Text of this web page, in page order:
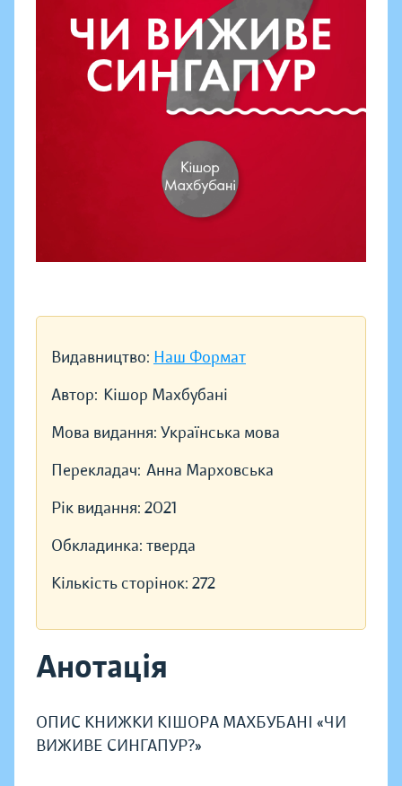
Видавництво: Наш Формат
Автор: Кішор Махбубані
Мова видання: Українська мова
Перекладач: Анна Марховська
Рік видання: 2021
Обкладинка: тверда
Кількість сторінок: 272
Анотація
ОПИС КНИЖКИ КІШОРА МАХБУБАНІ «ЧИ
ВИЖИВЕ СИНГАПУР?»